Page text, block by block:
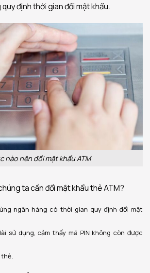
định thời gian đổi mật khẩu.
nào nên đổi mật khẩu ATM
ta cần đổi mật khẩu thẻ ATM?
ngân hàng có thời gian quy định đổi mật
sử dụng, cảm thấy mã PIN không còn được
thẻ.